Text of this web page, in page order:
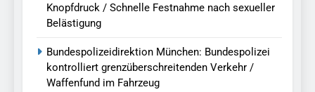
Knopfdruck / Schnelle Festnahme nach sexueller
Belästigung
Bundespolizeidirektion München: Bundespolizei
kontrolliert grenzüberschreitenden Verkehr /
Waffenfund im Fahrzeug